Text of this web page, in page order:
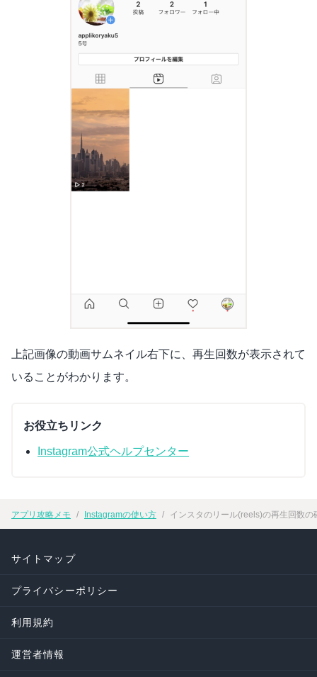
上記画像の動画サムネイル右下に、再生回数が表示されて
いることがわかります。
お役立ちリンク
Instagram公式ヘルプセンター
アプリ攻略メモ Instagramの使い方 インスタのリール(reels)の再生回数
サイトマップ
プライバシーポリシー
利用規約
運営者情報